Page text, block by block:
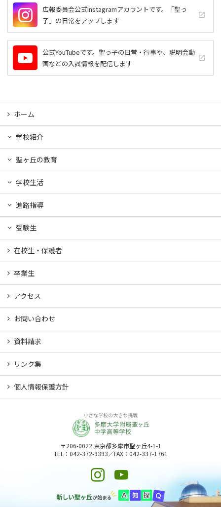
広報委員会公式Instagramアカウントです。「聖っ
子」の日常をアップします
launch
公式YouTubeです。聖っ子の日常・行事や、説明会動
画などの入試情報を配信します
launch
ホーム
学校紹介
聖ヶ丘の教育
学校生活
進路指導
受験生
在校生・保護者
卒業生
アクセス
お問い合わせ
資料請求
リンク集
個人情報保護方針
小さな学校の大きな挑戦
〒206-0022 東京都多摩市聖ヶ丘4-1-1
TEL：042-372-9393／FAX：042-337-1761